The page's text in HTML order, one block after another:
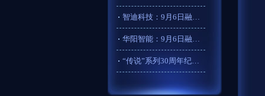
智迪科技：9月6日融资买入143.65万元，融资融券余额23
华阳智能：9月6日融资买入232.14万元，融资融券余额26
“传说”系列30周年纪念官网上线 将推出更多复刻游戏